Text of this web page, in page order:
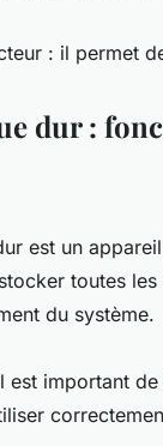
: il permet
dur :
est un
toutes
du système.
est important